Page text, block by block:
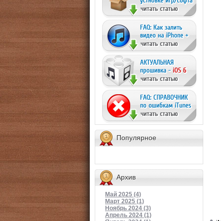
Популярное
Архив
Май 2025 (4)
Март 2025 (1)
Ноябрь 2024 (3)
Апрель 2024 (1)